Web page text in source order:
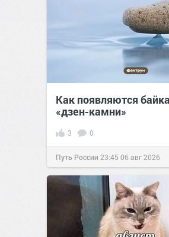
Как появляются
«дзен-камни»
3 0
Путь России 23:45 06 авг 2026